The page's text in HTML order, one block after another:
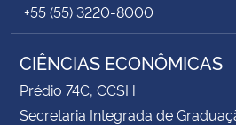
+55 (55) 3220-8000
CIÊNCIAS ECONÔMICAS
Prédio 74C, CCSH
Secretaria Integrada de